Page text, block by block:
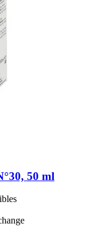
50 ml